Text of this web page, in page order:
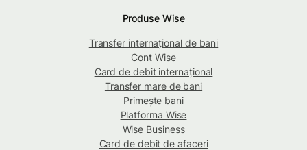
Produse Wise
Transfer internațional de bani
Cont Wise
Card de debit internațional
Transfer mare de bani
Primește bani
Platforma Wise
Wise Business
Card de debit de afaceri